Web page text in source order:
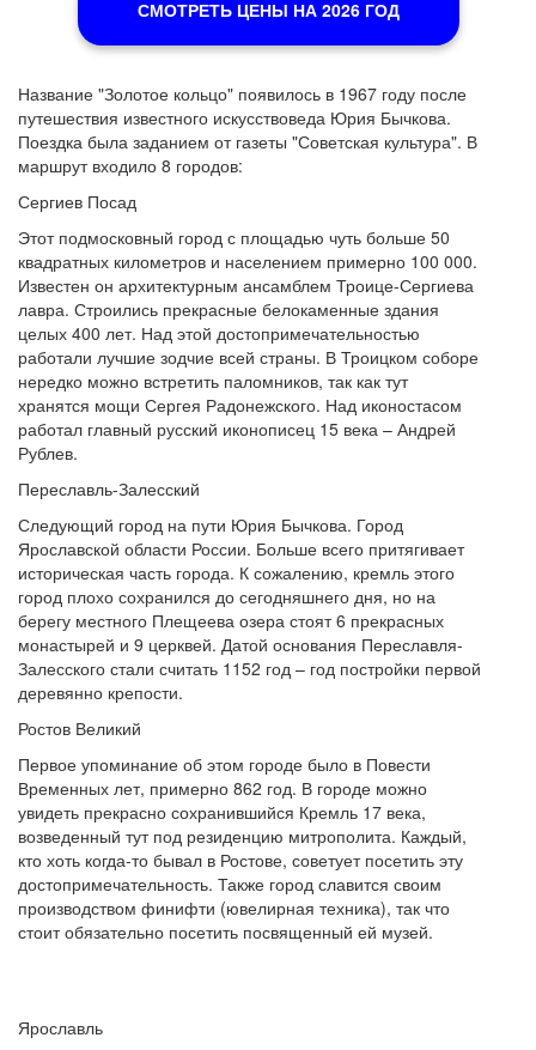
СМОТРЕТЬ ЦЕНЫ НА 2026 ГОД
Название "Золотое кольцо" появилось в 1967 году после
путешествия известного искусствоведа Юрия Бычкова.
Поездка была заданием от газеты "Советская культура". В
маршрут входило 8 городов:
Сергиев Посад
Этот подмосковный город с площадью чуть больше 50
квадратных километров и населением примерно 100 000.
Известен он архитектурным ансамблем Троице-Сергиева
лавра. Строились прекрасные белокаменные здания
целых 400 лет. Над этой достопримечательностью
работали лучшие зодчие всей страны. В Троицком соборе
нередко можно встретить паломников, так как тут
хранятся мощи Сергея Радонежского. Над иконостасом
работал главный русский иконописец 15 века – Андрей
Рублев.
Переславль-Залесский
Следующий город на пути Юрия Бычкова. Город
Ярославской области России. Больше всего притягивает
историческая часть города. К сожалению, кремль этого
город плохо сохранился до сегодняшнего дня, но на
берегу местного Плещеева озера стоят 6 прекрасных
монастырей и 9 церквей. Датой основания Переславля-
Залесского стали считать 1152 год – год постройки первой
деревянно крепости.
Ростов Великий
Первое упоминание об этом городе было в Повести
Временных лет, примерно 862 год. В городе можно
увидеть прекрасно сохранившийся Кремль 17 века,
возведенный тут под резиденцию митрополита. Каждый,
кто хоть когда-то бывал в Ростове, советует посетить эту
достопримечательность. Также город славится своим
производством финифти (ювелирная техника), так что
стоит обязательно посетить посвященный ей музей.
Ярославль